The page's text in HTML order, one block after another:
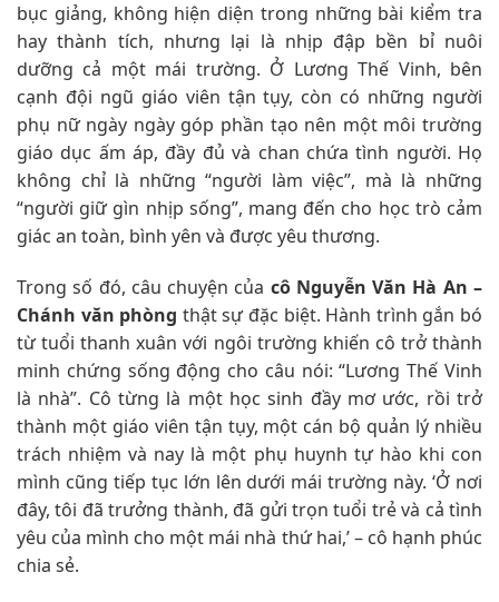
bục giảng, không hiện diện trong những bài kiểm tra
hay thành tích, nhưng lại là nhịp đập bền bỉ nuôi
dưỡng cả một mái trường. Ở Lương Thế Vinh, bên
cạnh đội ngũ giáo viên tận tụy, còn có những người
phụ nữ ngày ngày góp phần tạo nên một môi trường
giáo dục ấm áp, đầy đủ và chan chứa tình người. Họ
không chỉ là những “người làm việc”, mà là những
“người giữ gìn nhịp sống”, mang đến cho học trò cảm
giác an toàn, bình yên và được yêu thương.
Trong số đó, câu chuyện của cô Nguyễn Văn Hà An –
Chánh văn phòng thật sự đặc biệt. Hành trình gắn bó
từ tuổi thanh xuân với ngôi trường khiến cô trở thành
minh chứng sống động cho câu nói: “Lương Thế Vinh
là nhà”. Cô từng là một học sinh đầy mơ ước, rồi trở
thành một giáo viên tận tụy, một cán bộ quản lý nhiều
trách nhiệm và nay là một phụ huynh tự hào khi con
mình cũng tiếp tục lớn lên dưới mái trường này. ‘Ở nơi
đây, tôi đã trưởng thành, đã gửi trọn tuổi trẻ và cả tình
yêu của mình cho một mái nhà thứ hai,’ – cô hạnh phúc
chia sẻ.